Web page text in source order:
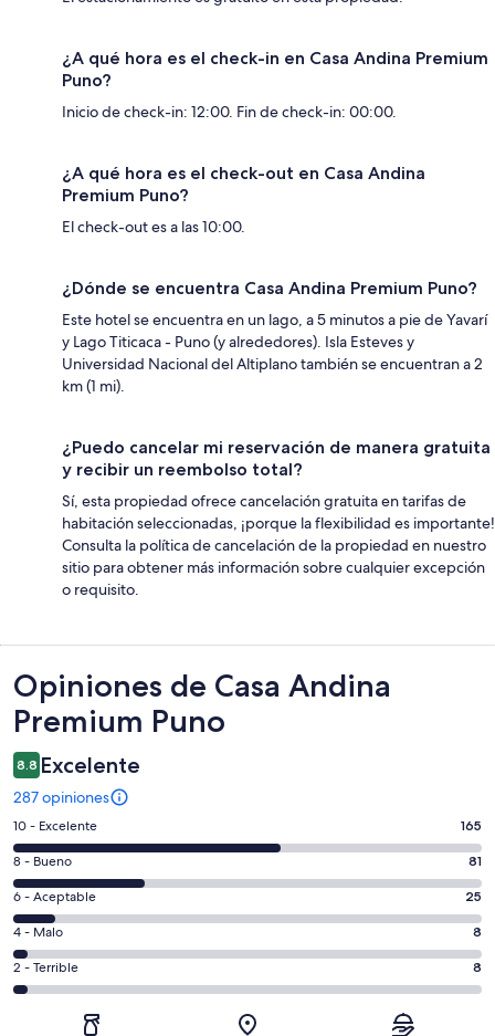
¿A qué hora es el check-in en Casa Andina Premium
Puno?
Inicio de check-in: 12:00. Fin de check-in: 00:00.
¿A qué hora es el check-out en Casa Andina
Premium Puno?
El check-out es a las 10:00.
¿Dónde se encuentra Casa Andina Premium Puno?
Este hotel se encuentra en un lago, a 5 minutos a pie de Yavarí
y Lago Titicaca - Puno (y alrededores). Isla Esteves y
Universidad Nacional del Altiplano también se encuentran a 2
km (1 mi).
¿Puedo cancelar mi reservación de manera gratuita
y recibir un reembolso total?
Sí, esta propiedad ofrece cancelación gratuita en tarifas de
habitación seleccionadas, ¡porque la flexibilidad es importante!
Consulta la política de cancelación de la propiedad en nuestro
sitio para obtener más información sobre cualquier excepción
o requisito.
Opiniones
Opiniones de Casa Andina
Premium Puno
8.8 Excelente
287 opiniones
Puntuación
de
10,
es
decir,
Excelente.
Basada
en
10 - Excelente 165
Puntuación
de
8,
es
decir,
Bueno.
Basada
8 - Bueno 81
Puntuación
de
6,
es
decir,
Aceptable.
6 - Aceptable 25
Puntuación
de
4,
4 - Malo 8
Puntuación
de
2 - Terrible 8